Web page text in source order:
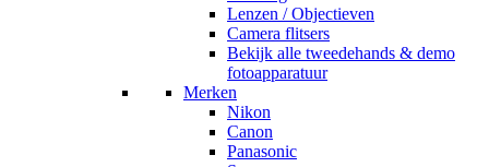
Lenzen / Objectieven
Camera flitsers
Bekijk alle tweedehands & demo
fotoapparatuur
Merken
Nikon
Canon
Panasonic